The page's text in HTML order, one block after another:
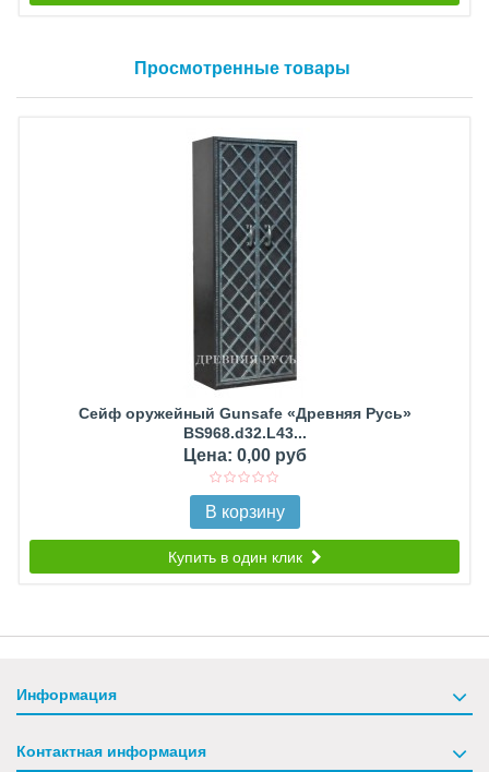
Просмотренные товары
Сейф оружейный Gunsafe «Древняя Русь»
BS968.d32.L43...
Цена: 0,00 руб
В корзину
Купить в один клик
Информация
Контактная информация